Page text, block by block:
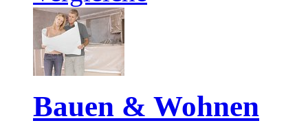
Bauen & Wohnen